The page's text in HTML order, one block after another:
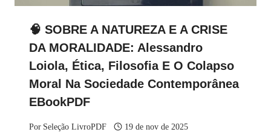
🧠 SOBRE A NATUREZA E A CRISE
DA MORALIDADE: Alessandro
Loiola, Ética, Filosofia E O Colapso
Moral Na Sociedade Contemporânea
EBookPDF
Por Seleção LivroPDF 19 de nov de 2025